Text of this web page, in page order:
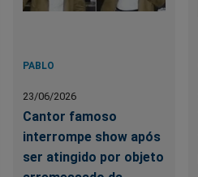
PABLO
23/06/2026
Cantor famoso
interrompe show após
ser atingido por objeto